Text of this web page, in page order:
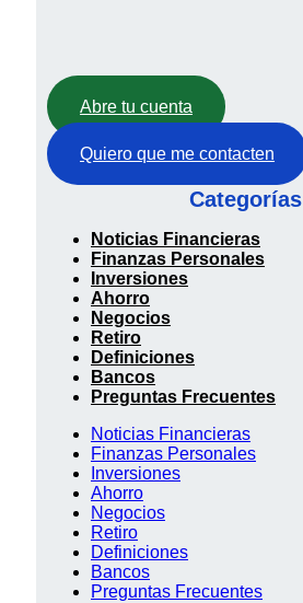
Abre tu cuenta
Quiero que me contacten
Categorías
Noticias Financieras
Finanzas Personales
Inversiones
Ahorro
Negocios
Retiro
Definiciones
Bancos
Preguntas Frecuentes
Noticias Financieras
Finanzas Personales
Inversiones
Ahorro
Negocios
Retiro
Definiciones
Bancos
Preguntas Frecuentes